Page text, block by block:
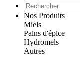
Nos Produits
Miels
Pains d'épice
Hydromels
Autres